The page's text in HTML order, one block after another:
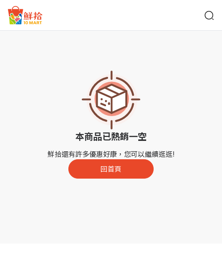
鮮拾
本商品已熱銷一空
鮮拾還有許多優惠好康，您可以繼續逛逛!
回首頁